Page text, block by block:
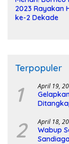
2023 Rayakan
ke-2 Dekade
Terpopuler
1 April 19,
2 April 18,
Wabup